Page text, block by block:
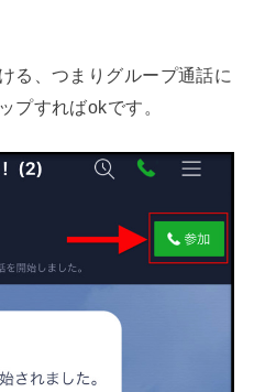
る、つまりグループ通話に
プすればokです。